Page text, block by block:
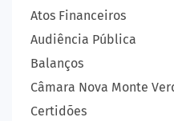
Atos Financeiros
Audiência Pública
Balanços
Câmara Nova Monte
Certidões